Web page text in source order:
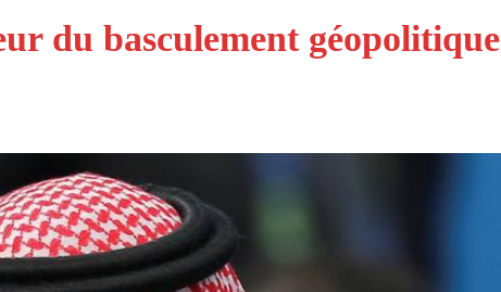
du basculement géopolitique